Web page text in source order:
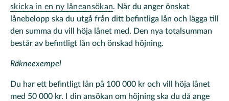
skicka in en ny låneansökan. När du anger önskat
lånebelopp ska du utgå från ditt befintliga lån och lägga till
den summa du vill höja lånet med. Den nya totalsumman
består av befintligt lån och önskad höjning.
Räkneexempel
Du har ett befintligt lån på 100 000 kr och vill höja lånet
med 50 000 kr. I din ansökan om höjning ska du då ange